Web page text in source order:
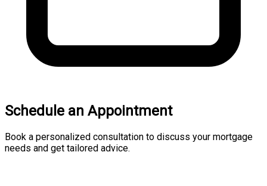
Schedule an Appointment
Book a personalized consultation to discuss your mortgage
needs and get tailored advice.